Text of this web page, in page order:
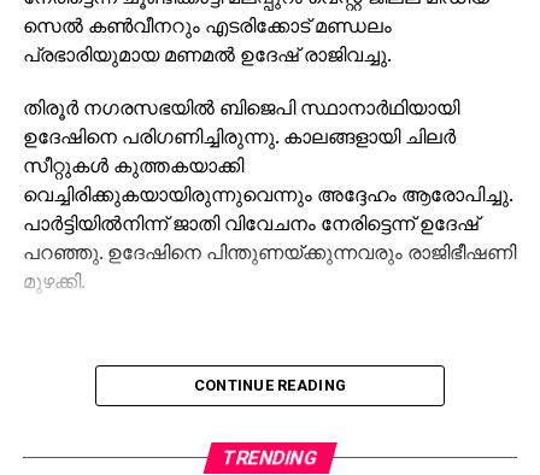
സെല്‍ കണ്‍വീനറും എടരിക്കോട് മണ്ഡലം
പ്രഭാരിയുമായ മണമല്‍ ഉദേഷ് രാജിവച്ചു.
തിരൂര്‍ നഗരസഭയില്‍ ബിജെപി സ്ഥാനാര്‍ഥിയായി
ഉദേഷിനെ പരിഗണിച്ചിരുന്നു. കാലങ്ങളായി ചിലര്‍
സീറ്റുകള്‍ കുത്തകയാക്കി
വെച്ചിരിക്കുകയായിരുന്നുവെന്നും അദ്ദേഹം ആരോപിച്ചു.
പാര്‍ട്ടിയില്‍നിന്ന് ജാതി വിവേചനം നേരിട്ടെന്ന് ഉദേഷ്
പറഞ്ഞു. ഉദേഷിനെ പിന്തുണയ്ക്കുന്നവരും രാജിഭീഷണി
മുഴക്കി.
CONTINUE READING
TRENDING